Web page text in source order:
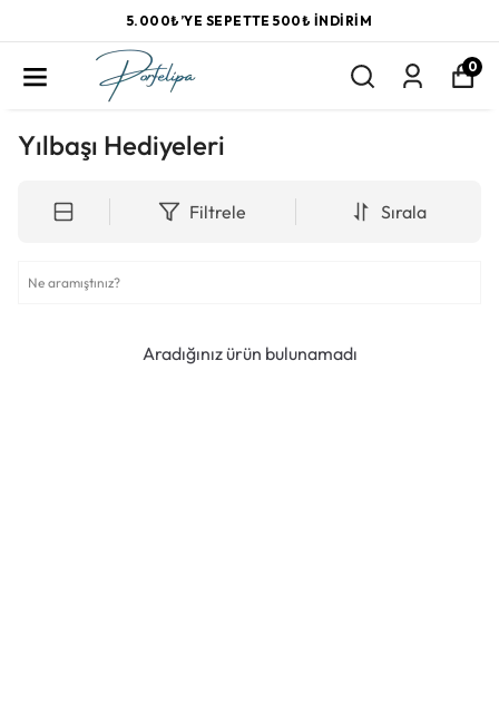
5.000₺’YE SEPETTE 500₺ İNDIRIM
0
Yılbaşı Hediyeleri
Filtrele Sırala
Aradığınız ürün bulunamadı